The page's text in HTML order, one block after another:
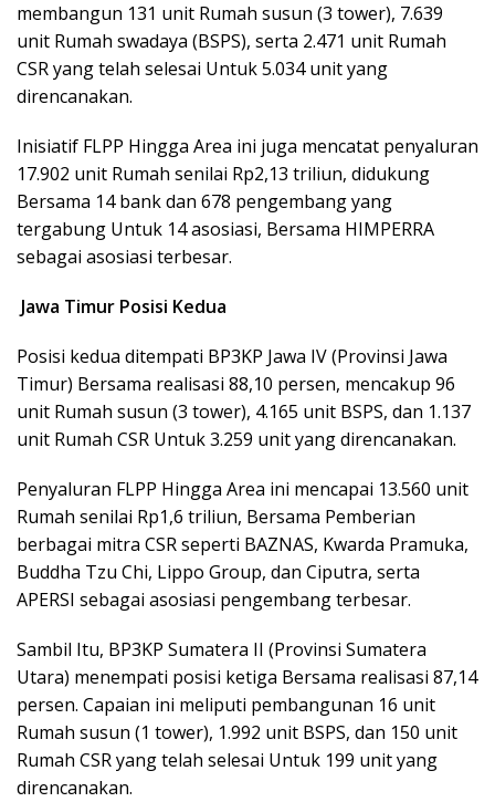
membangun 131 unit Rumah susun (3 tower), 7.639
unit Rumah swadaya (BSPS), serta 2.471 unit Rumah
CSR yang telah selesai Untuk 5.034 unit yang
direncanakan.
Inisiatif FLPP Hingga Area ini juga mencatat penyaluran
17.902 unit Rumah senilai Rp2,13 triliun, didukung
Bersama 14 bank dan 678 pengembang yang
tergabung Untuk 14 asosiasi, Bersama HIMPERRA
sebagai asosiasi terbesar.
Jawa Timur Posisi Kedua
Posisi kedua ditempati BP3KP Jawa IV (Provinsi Jawa
Timur) Bersama realisasi 88,10 persen, mencakup 96
unit Rumah susun (3 tower), 4.165 unit BSPS, dan 1.137
unit Rumah CSR Untuk 3.259 unit yang direncanakan.
Penyaluran FLPP Hingga Area ini mencapai 13.560 unit
Rumah senilai Rp1,6 triliun, Bersama Pemberian
berbagai mitra CSR seperti BAZNAS, Kwarda Pramuka,
Buddha Tzu Chi, Lippo Group, dan Ciputra, serta
APERSI sebagai asosiasi pengembang terbesar.
Sambil Itu, BP3KP Sumatera II (Provinsi Sumatera
Utara) menempati posisi ketiga Bersama realisasi 87,14
persen. Capaian ini meliputi pembangunan 16 unit
Rumah susun (1 tower), 1.992 unit BSPS, dan 150 unit
Rumah CSR yang telah selesai Untuk 199 unit yang
direncanakan.